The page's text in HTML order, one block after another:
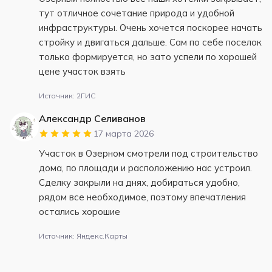
тут отличное сочетание природа и удобной
инфраструктуры. Очень хочется поскорее начать
стройку и двигаться дальше. Сам по себе поселок
только формируется, но зато успели по хорошей
цене участок взять
Источник: 2ГИС
Александр Селиванов
17 марта 2026
Участок в Озерном смотрели под строительство
дома, по площади и расположению нас устроил.
Сделку закрыли на днях, добираться удобно,
рядом все необходимое, поэтому впечатления
остались хорошие
Источник: Яндекс.Карты